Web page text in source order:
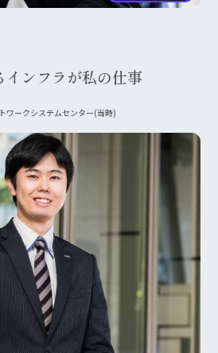
インフラが私の仕事
ワークシステムセンター(当時)